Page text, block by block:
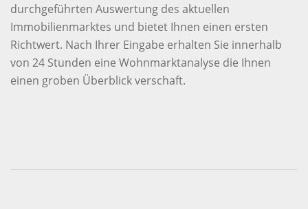
durchgeführten Auswertung des aktuellen
Immobilienmarktes und bietet Ihnen einen ersten
Richtwert. Nach Ihrer Eingabe erhalten Sie innerhalb
von 24 Stunden eine Wohnmarktanalyse die Ihnen
einen groben Überblick verschaft.